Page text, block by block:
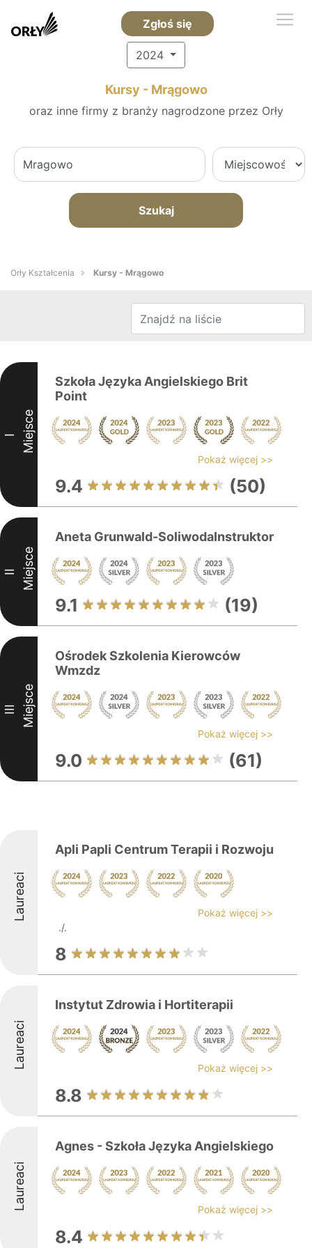
Zgłoś się
2024
Kursy - Mrągowo
oraz inne firmy z branży nagrodzone przez Orły
Szukaj
Orły Kształcenia Kursy - Mrągowo
I Miejsce
Szkoła Języka Angielskiego Brit
Point
Pokaż więcej >>
9.4 (50)
II Miejsce
Aneta Grunwald-SoliwodaInstruktor
9.1 (19)
III Miejsce
Ośrodek Szkolenia Kierowców
Wmzdz
Pokaż więcej >>
9.0 (61)
Laureaci
Apli Papli Centrum Terapii i Rozwoju
Pokaż więcej >>
./.
8
Laureaci
Instytut Zdrowia i Hortiterapii
Pokaż więcej >>
8.8
Laureaci
Agnes - Szkoła Języka Angielskiego
Pokaż więcej >>
8.4